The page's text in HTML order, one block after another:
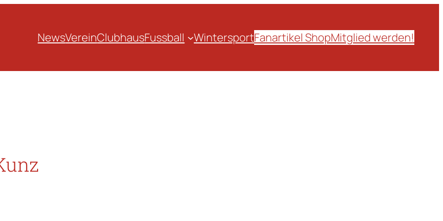
NewsVereinClubhausFussball WintersportFanartikel ShopMitglied werden!